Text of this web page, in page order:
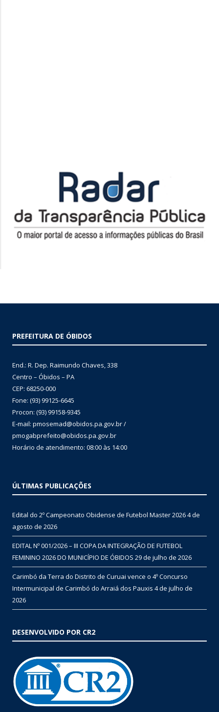
PREFEITURA DE ÓBIDOS
End.: R. Dep. Raimundo Chaves, 338
Centro – Óbidos – PA
CEP: 68250-000
Fone: (93) 99125-6645
Procon: (93) 99158-9345
E-mail: pmosemad@obidos.pa.gov.br /
pmogabprefeito@obidos.pa.gov.br
Horário de atendimento: 08:00 às 14:00
ÚLTIMAS PUBLICAÇÕES
Edital do 2º Campeonato Obidense de Futebol Master 20264 de
agosto de 2026
EDITAL Nº 001/2026 – III COPA DA INTEGRAÇÃO DE FUTEBOL
FEMININO 2026 DO MUNICÍPIO DE ÓBIDOS 29 de julho de 2026
Carimbó da Terra do Distrito de Curuai vence o 4º Concurso
Intermunicipal de Carimbó do Arraiá dos Pauxis 4 de julho de
2026
DESENVOLVIDO POR CR2